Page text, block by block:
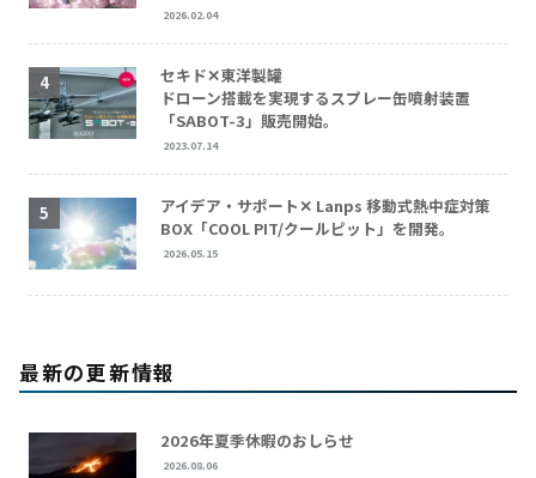
2026.02.04
セキド✕東洋製罐
ドローン搭載を実現するスプレー缶噴射装置
「SABOT-3」販売開始。
2023.07.14
アイデア・サポート✕ Lanps 移動式熱中症対策
BOX「COOL PIT/クールピット」を開発。
2026.05.15
最新の更新情報
2026年夏季休暇のおしらせ
2026.08.06